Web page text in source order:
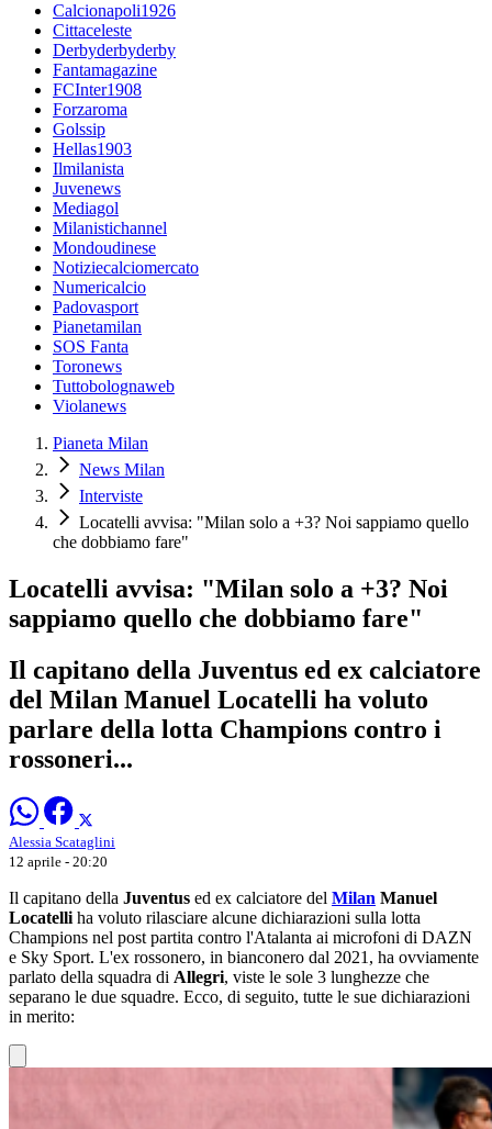
Calcionapoli1926
Cittaceleste
Derbyderbyderby
Fantamagazine
FCInter1908
Forzaroma
Golssip
Hellas1903
Ilmilanista
Juvenews
Mediagol
Milanistichannel
Mondoudinese
Notiziecalciomercato
Numericalcio
Padovasport
Pianetamilan
SOS Fanta
Toronews
Tuttobolognaweb
Violanews
Pianeta Milan
News Milan
Interviste
Locatelli avvisa: "Milan solo a +3? Noi sappiamo quello
che dobbiamo fare"
Locatelli avvisa: "Milan solo a +3? Noi
sappiamo quello che dobbiamo fare"
Il capitano della Juventus ed ex calciatore
del Milan Manuel Locatelli ha voluto
parlare della lotta Champions contro i
rossoneri...
Alessia Scataglini
12 aprile - 20:20
Il capitano della Juventus ed ex calciatore del Milan Manuel
Locatelli ha voluto rilasciare alcune dichiarazioni sulla lotta
Champions nel post partita contro l'Atalanta ai microfoni di DAZN
e Sky Sport. L'ex rossonero, in bianconero dal 2021, ha ovviamente
parlato della squadra di Allegri, viste le sole 3 lunghezze che
separano le due squadre. Ecco, di seguito, tutte le sue dichiarazioni
in merito: